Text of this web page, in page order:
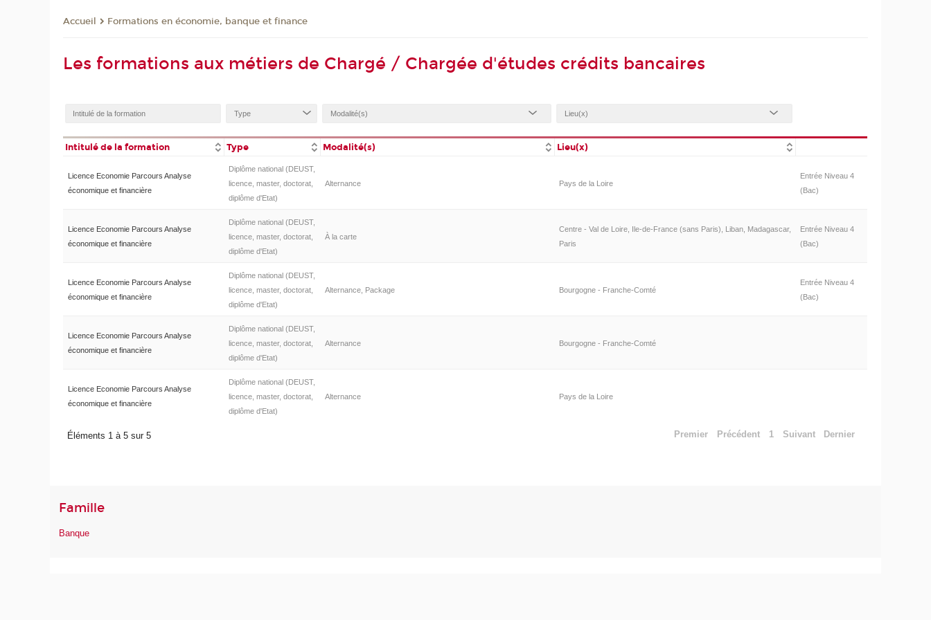
Accueil Formations en économie, banque et finance
Les formations aux métiers de Chargé / Chargée d'études crédits bancaires
Intitulé de la formation Type Modalité(s) Lieu(x)
Licence Economie Parcours Analyse
économique et financière
Diplôme national (DEUST,
licence, master, doctorat,
diplôme d'Etat)
Alternance Pays de la Loire
Entrée Niveau 4
(Bac)
Licence Economie Parcours Analyse
économique et financière
Diplôme national (DEUST,
licence, master, doctorat,
diplôme d'Etat)
À la carte
Centre - Val de Loire, Ile-de-France (sans Paris), Liban, Madagascar,
Paris
Entrée Niveau 4
(Bac)
Licence Economie Parcours Analyse
économique et financière
Diplôme national (DEUST,
licence, master, doctorat,
diplôme d'Etat)
Alternance, Package Bourgogne - Franche-Comté
Entrée Niveau 4
(Bac)
Licence Economie Parcours Analyse
économique et financière
Diplôme national (DEUST,
licence, master, doctorat,
diplôme d'Etat)
Alternance Bourgogne - Franche-Comté
Licence Economie Parcours Analyse
économique et financière
Diplôme national (DEUST,
licence, master, doctorat,
diplôme d'Etat)
Alternance Pays de la Loire
Éléments 1 à 5 sur 5 Premier Précédent 1 Suivant Dernier
Famille
Banque